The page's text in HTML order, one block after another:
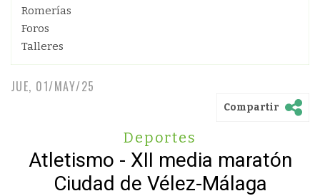
Romerías
Foros
Talleres
JUE, 01/MAY/25
Compartir
Deportes
Atletismo - XII media maratón
Ciudad de Vélez-Málaga